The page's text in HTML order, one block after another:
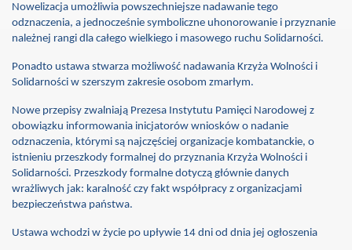
Nowelizacja umożliwia powszechniejsze nadawanie tego
odznaczenia, a jednocześnie symboliczne uhonorowanie i przyznanie
należnej rangi dla całego wielkiego i masowego ruchu Solidarności.
Ponadto ustawa stwarza możliwość nadawania Krzyża Wolności i
Solidarności w szerszym zakresie osobom zmarłym.
Nowe przepisy zwalniają Prezesa Instytutu Pamięci Narodowej z
obowiązku informowania inicjatorów wniosków o nadanie
odznaczenia, którymi są najczęściej organizacje kombatanckie, o
istnieniu przeszkody formalnej do przyznania Krzyża Wolności i
Solidarności. Przeszkody formalne dotyczą głównie danych
wrażliwych jak: karalność czy fakt współpracy z organizacjami
bezpieczeństwa państwa.
Ustawa wchodzi w życie po upływie 14 dni od dnia jej ogłoszenia
i Janusza Olewińskiego